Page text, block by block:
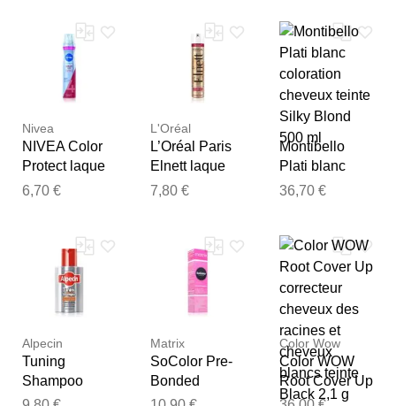
Nivea
NIVEA Color
Protect laque
cheveux 250
6,70 €
L'Oréal
L’Oréal Paris
Elnett laque
cheveux pour
7,80 €
Montibello
Plati blanc
coloration
500 ml
36,70 €
Alpecin
Tuning
Shampoo
shampoing
Matrix
SoColor Pre-
Bonded
coloration
Color Wow
Color WOW
Root Cover Up
correcteur
Notre équipe va maintenant
examiner vos commentaires
avant de les publier.